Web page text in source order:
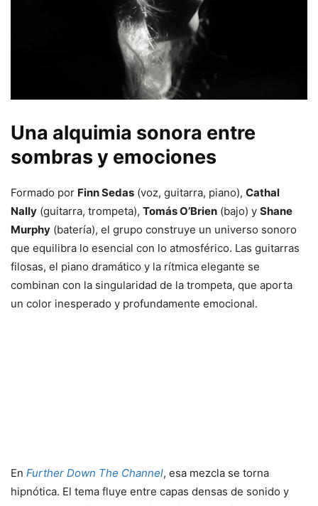
Una alquimia sonora entre
sombras y emociones
Formado por Finn Sedas (voz, guitarra, piano), Cathal
Nally (guitarra, trompeta), Tomás O’Brien (bajo) y Shane
Murphy (batería), el grupo construye un universo sonoro
que equilibra lo esencial con lo atmosférico. Las guitarras
filosas, el piano dramático y la rítmica elegante se
combinan con la singularidad de la trompeta, que aporta
un color inesperado y profundamente emocional.
En Further Down The Channel, esa mezcla se torna
hipnótica. El tema fluye entre capas densas de sonido y